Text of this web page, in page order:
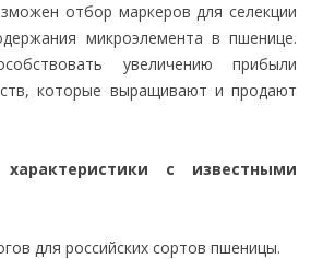
отбор маркеров для селекции
микроэлемента в пшенице.
увеличению прибыли
которые выращивают и продают
характеристики с известными
для российских сортов пшеницы.